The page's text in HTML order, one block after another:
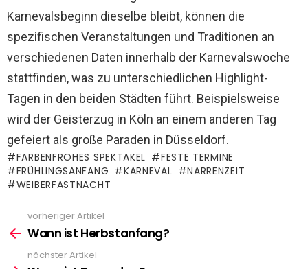
Karnevalsbeginn dieselbe bleibt, können die
spezifischen Veranstaltungen und Traditionen an
verschiedenen Daten innerhalb der Karnevalswoche
stattfinden, was zu unterschiedlichen Highlight-
Tagen in den beiden Städten führt. Beispielsweise
wird der Geisterzug in Köln an einem anderen Tag
gefeiert als große Paraden in Düsseldorf.
FARBENFROHES SPEKTAKEL
FESTE TERMINE
FRÜHLINGSANFANG
KARNEVAL
NARRENZEIT
WEIBERFASTNACHT
more
vorheriger Artikel
Wann ist Herbstanfang?
nächster Artikel